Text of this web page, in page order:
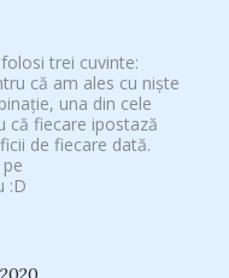
trei cuvinte:
că am ales cu niște
una din cele
că fiecare ipostază
de fiecare dată.
:D